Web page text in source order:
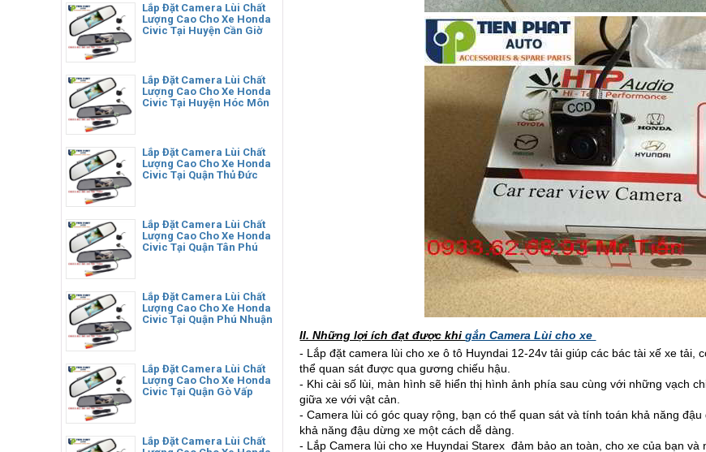
Lắp Đặt Camera Lùi Chất
Lượng Cao Cho Xe Honda
Civic Tại Huyện Cần Giờ
Lắp Đặt Camera Lùi Chất
Lượng Cao Cho Xe Honda
Civic Tại Huyện Hóc Môn
Lắp Đặt Camera Lùi Chất
Lượng Cao Cho Xe Honda
Civic Tại Quận Thủ Đức
Lắp Đặt Camera Lùi Chất
Lượng Cao Cho Xe Honda
Civic Tại Quận Tân Phú
Lắp Đặt Camera Lùi Chất
Lượng Cao Cho Xe Honda
Civic Tại Quận Phú Nhuận
Lắp Đặt Camera Lùi Chất
Lượng Cao Cho Xe Honda
Civic Tại Quận Gò Vấp
Lắp Đặt Camera Lùi Chất
II. Những lợi ích đạt được khigắn Camera Lùi cho xe
- Lắp đặt camera lùi cho xe ô tô Huyndai 12-24v tải giúp các bác tài xế xe
thể quan sát được qua gương chiếu hậu.
- Khi cài số lùi, màn hình sẽ hiển thị hình ảnh phía sau cùng với những vạch
giữa xe với vật cản.
- Camera lùi có góc quay rộng, bạn có thể quan sát và tính toán khả năng
khả năng đậu dừng xe một cách dễ dàng.
- Lắp Camera lùi cho xe Huyndai Starex đảm bảo an toàn, cho xe của bạn